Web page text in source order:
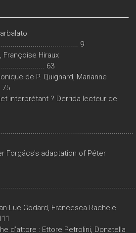
9
Françoise Hiraux
63
de P. Quignard, Marianne
75
interprétant ? Derrida lecteur de
Forgács's adaptation of Péter
Luc Godard, Francesca Rachele
d’attore : Ettore Petrolini, Donatella